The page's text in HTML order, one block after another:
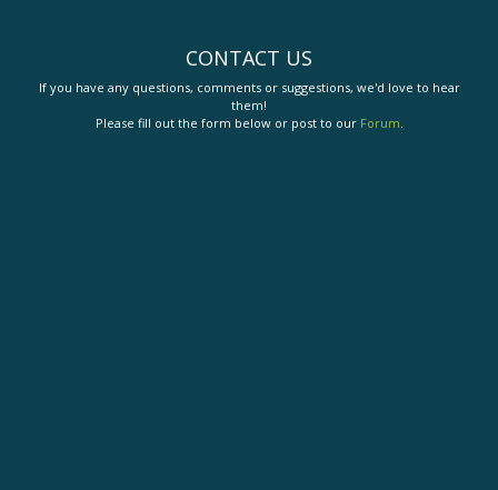
CONTACT US
If you have any questions, comments or suggestions, we'd love to hear
them!
Please fill out the form below or post to our Forum